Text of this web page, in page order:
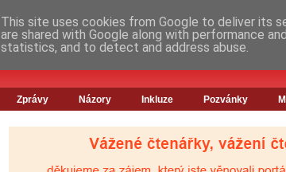
Zprávy Názory Inkluze Pozvánky
This site uses cookies from Google to deliver its
are shared with Google along with performance
statistics, and to detect and address abuse.